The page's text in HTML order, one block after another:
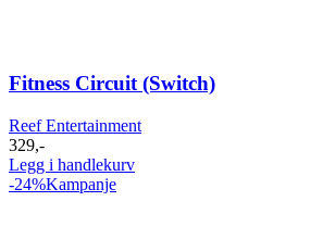
Fitness Circuit (Switch)
Reef Entertainment
329,-
Legg i handlekurv
-24%Kampanje